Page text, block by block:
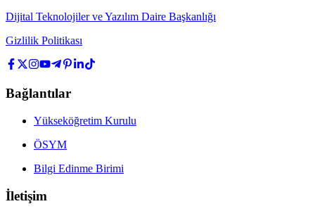
Dijital Teknolojiler ve Yazılım Daire Başkanlığı
Gizlilik Politikası
Bağlantılar
Yükseköğretim Kurulu
ÖSYM
Bilgi Edinme Birimi
İletişim